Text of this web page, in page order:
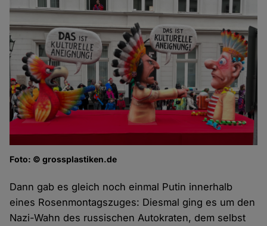
Foto: © grossplastiken.de
Dann gab es gleich noch einmal Putin innerhalb
eines Rosenmontagszuges: Diesmal ging es um den
Nazi-Wahn des russischen Autokraten, dem selbst